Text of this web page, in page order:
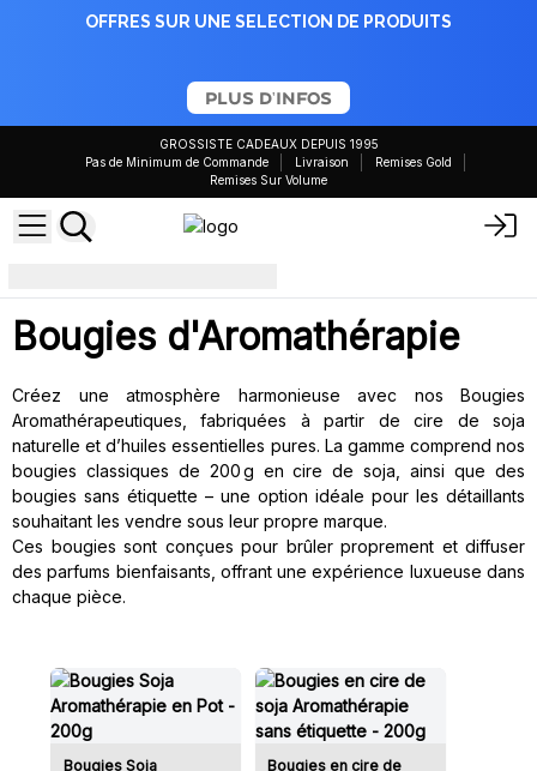
OFFRES SUR UNE SELECTION DE PRODUITS
PLUS D'INFOS
GROSSISTE CADEAUX DEPUIS 1995
Pas de Minimum de Commande
Livraison
Remises Gold
Remises Sur Volume
Bougies d'Aromathérapie
Créez une atmosphère harmonieuse avec nos Bougies
Aromathérapeutiques, fabriquées à partir de cire de soja
naturelle et d’huiles essentielles pures. La gamme comprend nos
bougies classiques de 200 g en cire de soja, ainsi que des
bougies sans étiquette – une option idéale pour les détaillants
souhaitant les vendre sous leur propre marque.
Ces bougies sont conçues pour brûler proprement et diffuser
des parfums bienfaisants, offrant une expérience luxueuse dans
chaque pièce.
Bougies Soja
Bougies en cire de